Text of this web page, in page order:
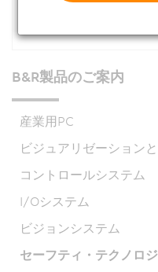
B&R製品のご案内
産業用PC
ビジュアリゼーション
コントロールシステム
I/Oシステム
ビジョンシステム
セーフティ・テクノロ